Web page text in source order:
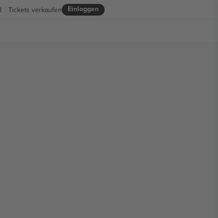
Einloggen
Tickets verkaufen